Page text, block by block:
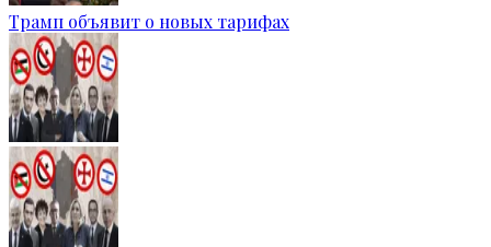
Трамп объявит о новых тарифах